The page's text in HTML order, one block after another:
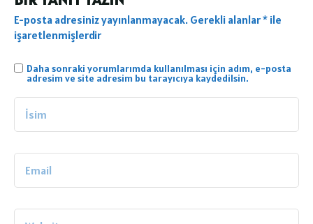
E-posta adresiniz yayınlanmayacak. Gerekli alanlar* ile
işaretlenmişlerdir
Daha sonraki yorumlarımda kullanılması için adım, e-posta
adresim ve site adresim bu tarayıcıya kaydedilsin.